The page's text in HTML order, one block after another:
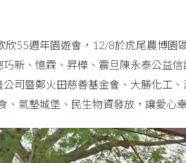
欣55週年園遊會，12/8於虎尾農博
新、憶霖、昇樺、震旦陳永泰公益
司暨鄭火田慈善基金會、大勝化工
氣墊城堡、民生物資發放，讓愛心